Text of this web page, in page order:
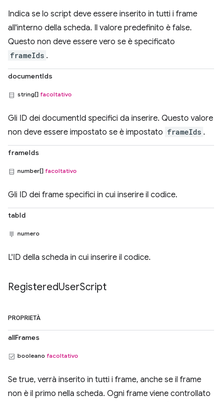
Indica se lo script deve essere inserito in tutti i frame
all'interno della scheda. Il valore predefinito è false.
Questo non deve essere vero se è specificato
frameIds .
documentIds
string[] facoltativo
Gli ID dei documentId specifici da inserire. Questo valore
non deve essere impostato se è impostato frameIds .
frameIds
number[] facoltativo
Gli ID dei frame specifici in cui inserire il codice.
tabId
numero
L'ID della scheda in cui inserire il codice.
RegisteredUserScript
PROPRIETÀ
allFrames
booleano facoltativo
Se true, verrà inserito in tutti i frame, anche se il frame
non è il primo nella scheda. Ogni frame viene controllato